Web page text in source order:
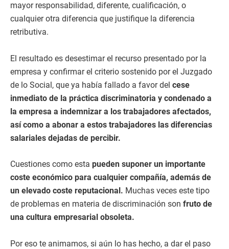
mayor responsabilidad, diferente, cualificación, o
cualquier otra diferencia que justifique la diferencia
retributiva.
El resultado es desestimar el recurso presentado por la
empresa y confirmar el criterio sostenido por el Juzgado
de lo Social, que ya había fallado a favor del cese
inmediato de la práctica discriminatoria y condenado a
la empresa a indemnizar a los trabajadores afectados,
así como a abonar a estos trabajadores las diferencias
salariales dejadas de percibir.
Cuestiones como esta pueden suponer un importante
coste económico para cualquier compañía, además de
un elevado coste reputacional. Muchas veces este tipo
de problemas en materia de discriminación son fruto de
una cultura empresarial obsoleta.
Por eso te animamos, si aún lo has hecho, a dar el paso